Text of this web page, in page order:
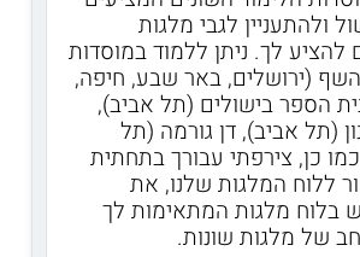
ולהתעניין לגבי מלגות
לך. ניתן ללמוד במוסדות
(ירושלים, באר שבע, חיפה,
הספר בישולים (תל אביב),
(תל אביב), דן גורמה (תל
כן, צירפתי עבורך בתחתית
ללוח המלגות שלנו, את
בלוח מלגות המתאימות לך
של מלגות שונות.